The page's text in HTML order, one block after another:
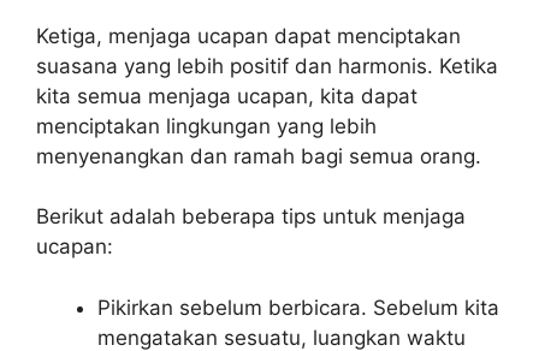
Ketiga, menjaga ucapan dapat menciptakan
suasana yang lebih positif dan harmonis. Ketika
kita semua menjaga ucapan, kita dapat
menciptakan lingkungan yang lebih
menyenangkan dan ramah bagi semua orang.
Berikut adalah beberapa tips untuk menjaga
ucapan:
Pikirkan sebelum berbicara. Sebelum kita
mengatakan sesuatu, luangkan waktu